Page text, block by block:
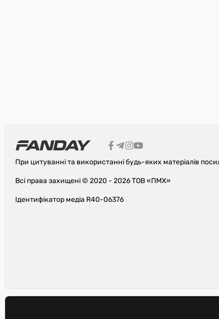
При цитуванні та використанні будь-яких матеріалів
Всі права захищені © 2020 - 2026 ТОВ «ПМХ»
Ідентифікатор медіа R40-06376